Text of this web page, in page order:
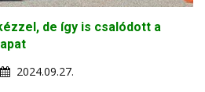
de így is csalódott a
2024.09.27.